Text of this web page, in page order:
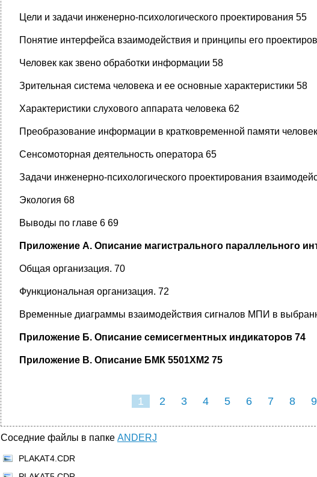
Цели и задачи инженерно-психологического проектирования 55
Понятие интерфейса взаимодействия и принципы его
Человек как звено обработки информации 58
Зрительная система человека и ее основные характеристики 58
Характеристики слухового аппарата человека 62
Преобразование информации в кратковременной памяти
Сенсомоторная деятельность оператора 65
Задачи инженерно-психологического проектирования
Экология 68
Выводы по главе 6 69
Приложение А. Описание магистрального параллельного
Общая организация. 70
Функциональная организация. 72
Временные диаграммы взаимодействия сигналов МПИ в
Приложение Б. Описание семисегментных индикаторов 74
Приложение В. Описание БМК 5501ХМ2 75
1 2 3 4 5 6 7 8
9
Соседние файлы в папке ANDERJ
PLAKAT4.CDR